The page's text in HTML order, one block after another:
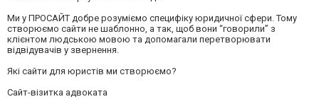
Ми у ПРОСАЙТ добре розуміємо специфіку юридичної сфери. Тому
створюємо сайти не шаблонно, а так, щоб вони “говорили” з
клієнтом людською мовою та допомагали перетворювати
відвідувачів у звернення.
Які сайти для юристів ми створюємо?
Сайт-візитка адвоката